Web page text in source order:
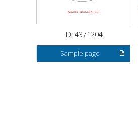
ID: 4371204
Sample page